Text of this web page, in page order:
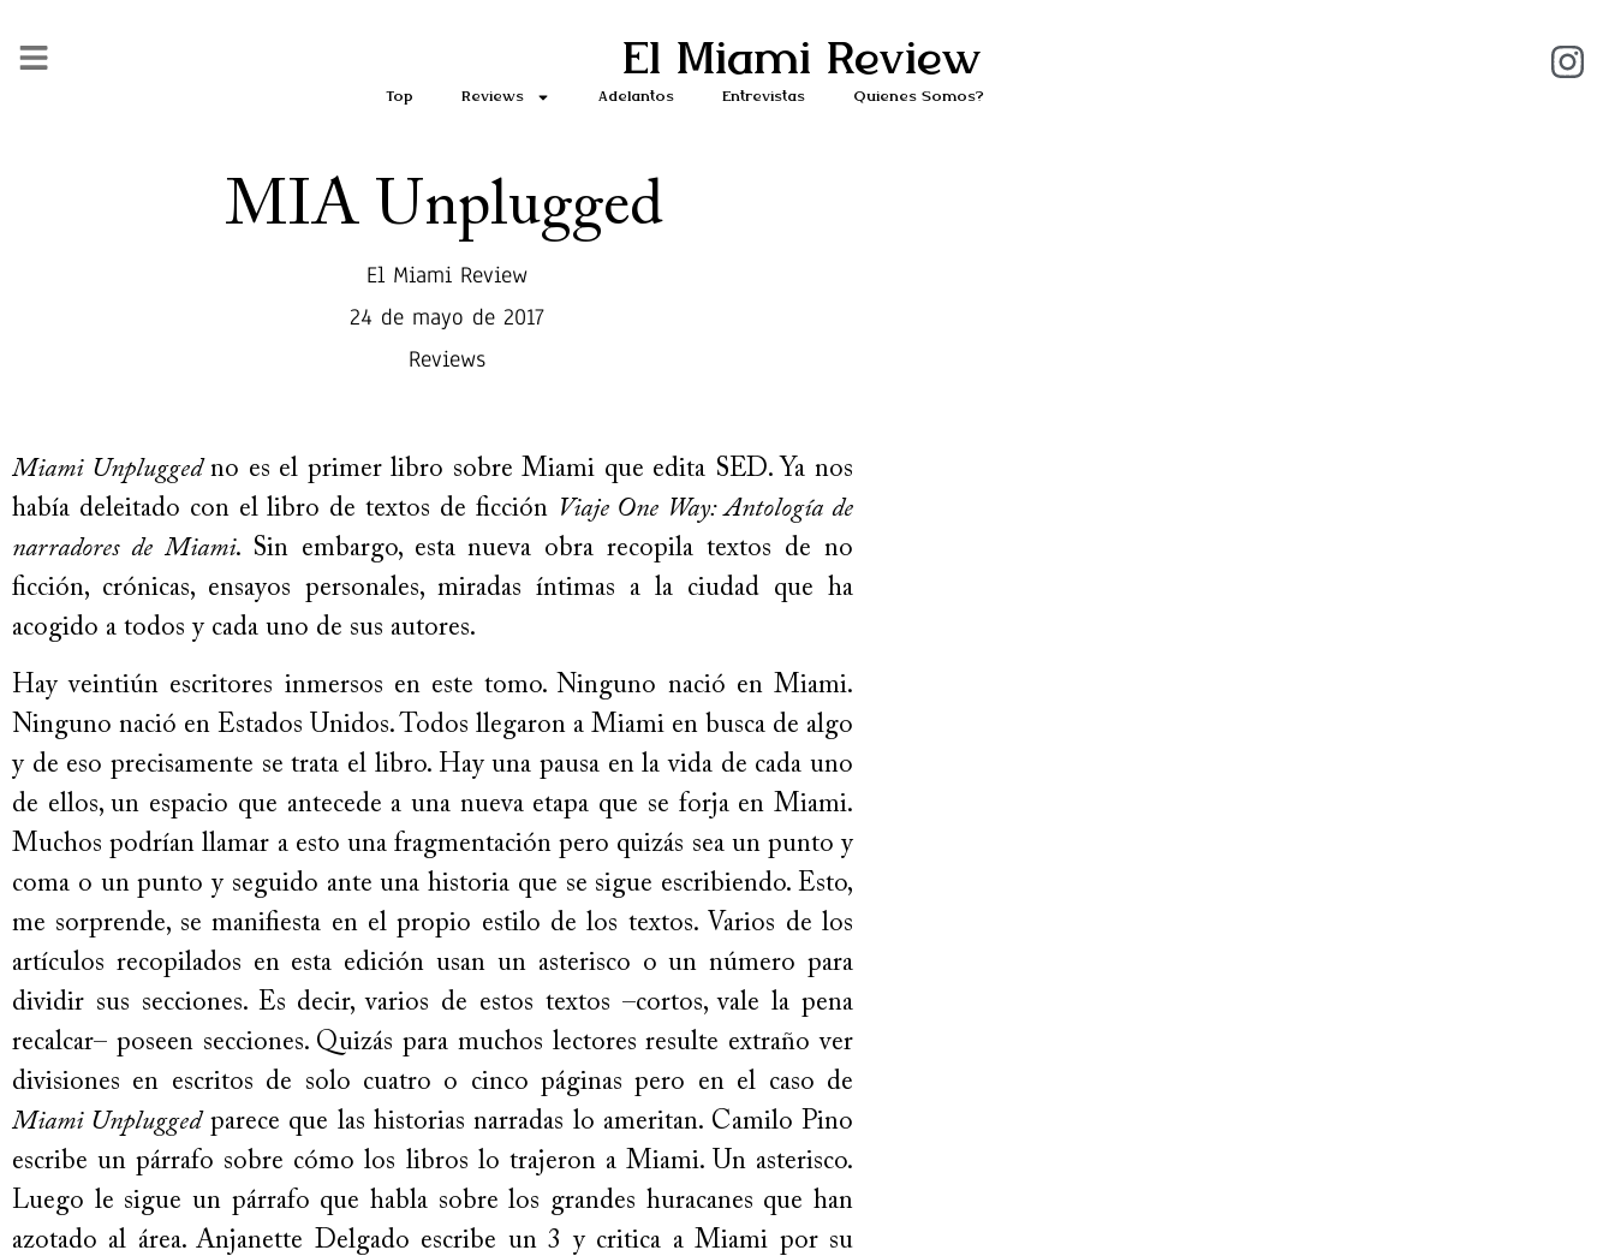
El Miami Review
Top Reviews Adelantos Entrevistas Quiénes Somos?
MIA Unplugged
El Miami Review
24 de mayo de 2017
Reviews
Miami Unpluggedno es el primer libro sobre Miami que edita SED. Ya nos
había deleitado con el libro de textos de ficción Viaje One Way: Antología de
narradores de Miami. Sin embargo, esta nueva obra recopila textos de no
ficción, crónicas, ensayos personales, miradas íntimas a la ciudad que ha
acogido a todos y cada uno de sus autores.
Hay veintiún escritores inmersos en este tomo. Ninguno nació en Miami.
Ninguno nació en Estados Unidos. Todos llegaron a Miami en busca de algo
y de eso precisamente se trata el libro. Hay una pausa en la vida de cada uno
de ellos, un espacio que antecede a una nueva etapa que se forja en Miami.
Muchos podrían llamar a esto una fragmentación pero quizás sea un punto y
coma o un punto y seguido ante una historia que se sigue escribiendo. Esto,
me sorprende, se manifiesta en el propio estilo de los textos. Varios de los
artículos recopilados en esta edición usan un asterisco o un número para
dividir sus secciones. Es decir, varios de estos textos –cortos, vale la pena
recalcar– poseen secciones. Quizás para muchos lectores resulte extraño ver
divisiones en escritos de solo cuatro o cinco páginas pero en el caso de
Miami Unpluggedparece que las historias narradas lo ameritan. Camilo Pino
escribe un párrafo sobre cómo los libros lo trajeron a Miami. Un asterisco.
Luego le sigue un párrafo que habla sobre los grandes huracanes que han
azotado al área. Anjanette Delgado escribe un 3 y critica a Miami por su